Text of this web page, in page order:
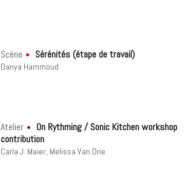
Scène Sérénités (étape de travail)
Danya Hammoud
Atelier
On Rythming / Sonic Kitchen workshop
contribution
Carla J. Maier Melissa Van Drie